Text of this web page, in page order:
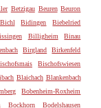
Betzigau Beuren Beuron
Bichl Bidingen
Biebelried
Billigheim
Binau
Birgland
Birkenfeld
Bischofswiesen
Blaichach Blankenbach
Bobenheim-Roxheim
Bockhorn
Bodelshausen